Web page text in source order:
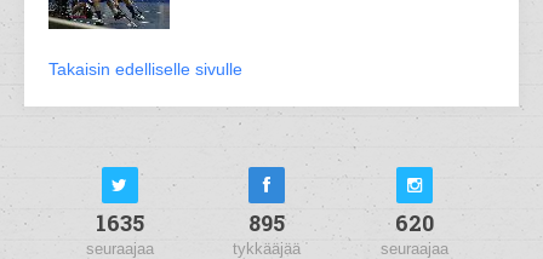
Takaisin edelliselle sivulle
1635
seuraajaa
895
tykkääjää
620
seuraajaa